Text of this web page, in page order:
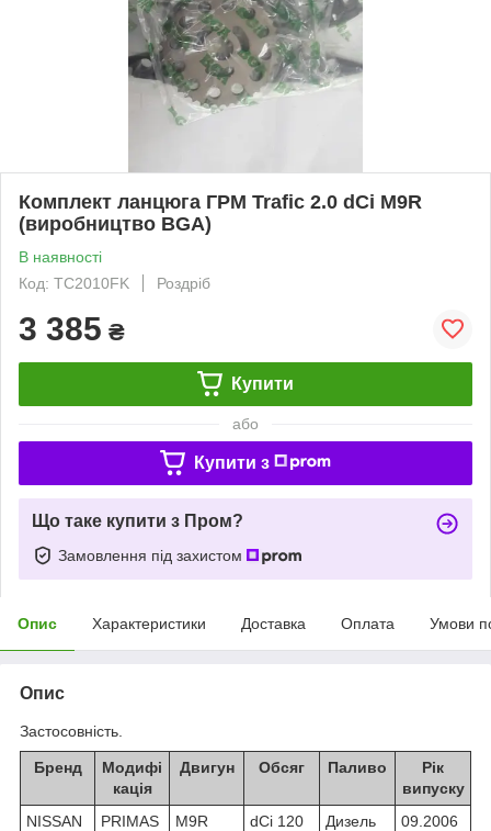
Комплект ланцюга ГРМ Trafic 2.0 dCi M9R
(виробництво BGA)
В наявності
Код: TC2010FK
Роздріб
3 385 ₴
Купити
або
Купити з
Що таке купити з Пром?
Замовлення під захистом
Опис Характеристики Доставка Оплата Умови
Опис
Застосовність.
Бренд
Модифі
кація
Двигун Обсяг Паливо
Рік
випуску
NISSAN
PRIMAS
M9R
dCi 120 Дизель
09.2006